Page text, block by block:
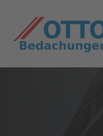
content